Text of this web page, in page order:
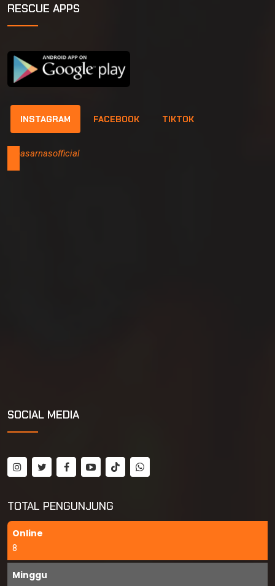
RESCUE APPS
INSTAGRAM FACEBOOK TIKTOK
@basarnasofficial
SOCIAL MEDIA
TOTAL PENGUNJUNG
Online
8
Minggu